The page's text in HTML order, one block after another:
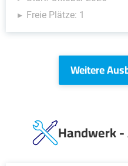
Freie Plätze: 1
Weitere
Handwerk